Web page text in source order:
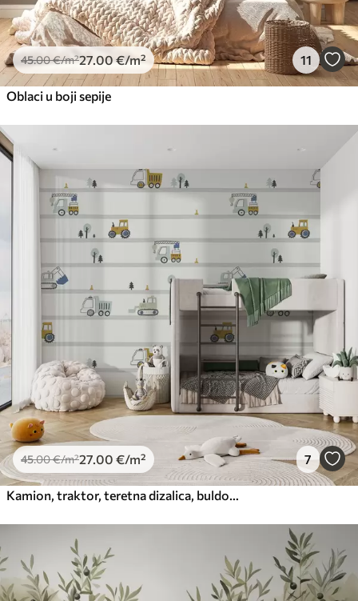
45.00€/m²27 .00 €/m² 11
Oblaci u boji sepije
45.00€/m²27 .00 €/m² 7